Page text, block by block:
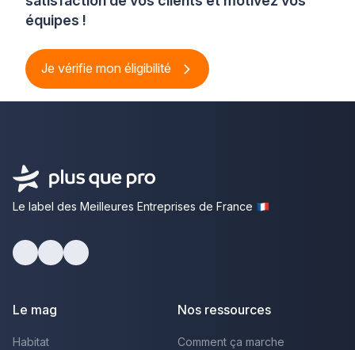
équipes !
Je vérifie mon éligibilité
Le label des Meilleures Entreprises de France
Le mag
Habitat
Nos ressources
Comment ça marche